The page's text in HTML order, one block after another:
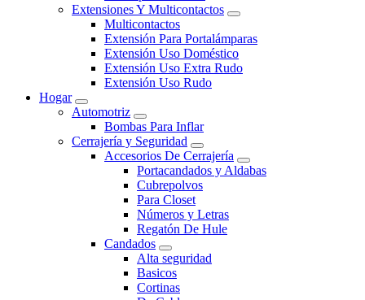
Extensiones Y Multicontactos
Multicontactos
Extensión Para Portalámparas
Extensión Uso Doméstico
Extensión Uso Extra Rudo
Extensión Uso Rudo
Hogar
Automotriz
Bombas Para Inflar
Cerrajería y Seguridad
Accesorios De Cerrajería
Portacandados y Aldabas
Cubrepolvos
Para Closet
Números y Letras
Regatón De Hule
Candados
Alta seguridad
Basicos
Cortinas